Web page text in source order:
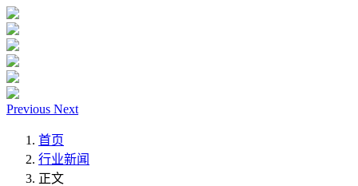
Previous Next
首页
行业新闻
正文